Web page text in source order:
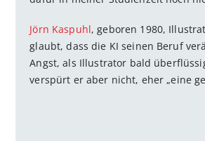
Jörn Kaspuhl, geboren 1980,
glaubt, dass die KI seinen Beruf
Angst, als Illustrator bald
verspürt er aber nicht, eher „eine